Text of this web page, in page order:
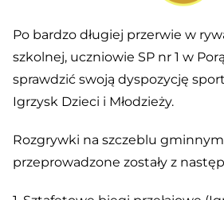
Po bardzo długiej przerwie w
szkolnej, uczniowie SP nr 1 w
sprawdzić swoją dyspozycję
Igrzysk Dzieci i Młodzieży.
Rozgrywki na szczeblu
przeprowadzone zostały z